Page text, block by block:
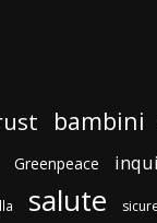
bambini
Greenpeace
salute